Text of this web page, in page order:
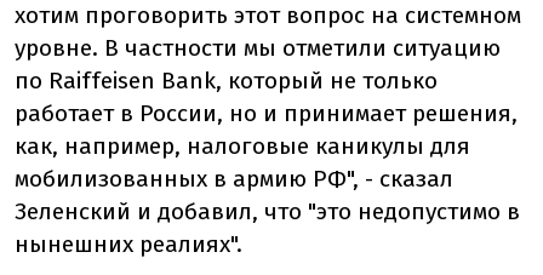
хотим проговорить этот вопрос на системном
уровне. В частности мы отметили ситуацию
по Raiffeisen Bank, который не только
работает в России, но и принимает решения,
как, например, налоговые каникулы для
мобилизованных в армию РФ", - сказал
Зеленский и добавил, что "это недопустимо в
нынешних реалиях".